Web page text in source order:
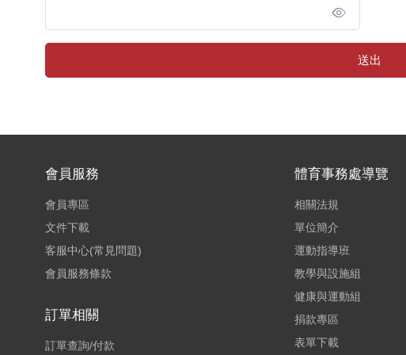
送出
會員服務
會員專區
文件下載
客服中心(常見問題)
會員服務條款
訂單相關
訂單查詢/付款
體育事務處導覽
相關法規
單位簡介
運動指導班
教學與設施組
健康與運動組
捐款專區
表單下載